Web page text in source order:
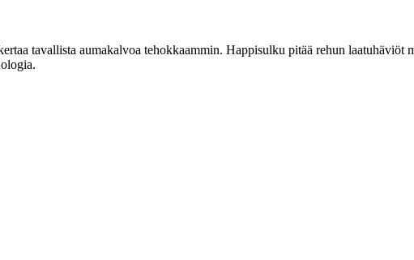
tavallista aumakalvoa tehokkaammin. Happisulku pitää rehun